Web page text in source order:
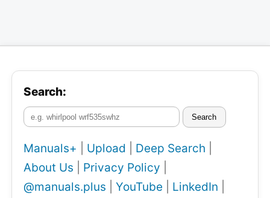
Search:
Search
Manuals+ Upload Deep Search
About Us
Privacy Policy
@manuals.plus
YouTube LinkedIn